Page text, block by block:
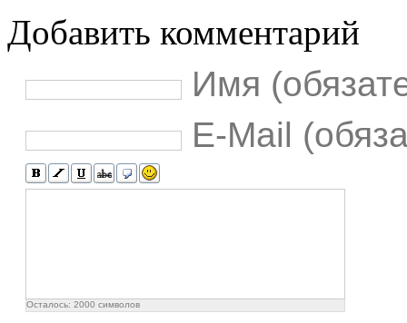
Добавить комментарий
Имя
E-Mail
Осталось: 2000 символов